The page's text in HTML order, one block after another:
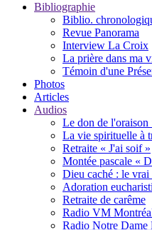
Bibliographie
Biblio.
Revue Panorama
Interview La Croix
La prière dans ma
Témoin d'une
Photos
Articles
Audios
Le don de l'oraison
La vie spirituelle à
Retraite « J'ai soif »
Montée pascale «
Dieu caché : le vrai
Adoration
Retraite de carême
Radio VM
Radio Notre Dame